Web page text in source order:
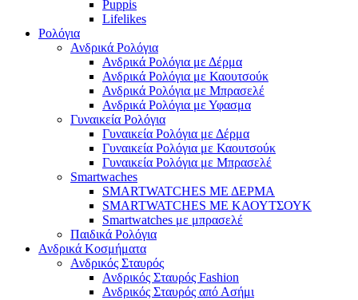
Puppis
Lifelikes
Ρολόγια
Ανδρικά Ρολόγια
Ανδρικά Ρολόγια με Δέρμα
Ανδρικά Ρολόγια με Καουτσούκ
Ανδρικά Ρολόγια με Μπρασελέ
Ανδρικά Ρολόγια με Υφασμα
Γυναικεία Ρολόγια
Γυναικεία Ρολόγια με Δέρμα
Γυναικεία Ρολόγια με Καουτσούκ
Γυναικεία Ρολόγια με Μπρασελέ
Smartwaches
SMARTWATCHES ΜΕ ΔΕΡΜΑ
SMARTWATCHES ΜΕ ΚΑΟΥΤΣΟΥΚ
Smartwatches με μπρασελέ
Παιδικά Ρολόγια
Ανδρικά Κοσμήματα
Ανδρικός Σταυρός
Ανδρικός Σταυρός Fashion
Ανδρικός Σταυρός από Ασήμι